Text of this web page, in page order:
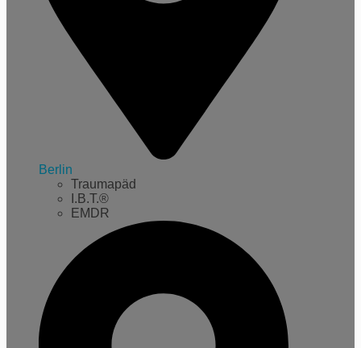
Berlin
Traumapäd
I.B.T.®
EMDR